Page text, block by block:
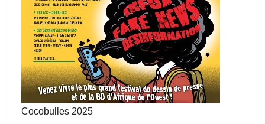
Cocobulles 2025